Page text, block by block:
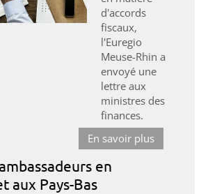
d'accords
fiscaux,
l'Euregio
Meuse-Rhin a
envoyé une
lettre aux
ministres des
finances.
En savoir plus
en
aux Pays-Bas